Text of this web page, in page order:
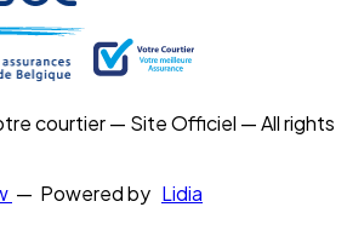
courtier — Site Officiel — All rights
— Powered by Lidia